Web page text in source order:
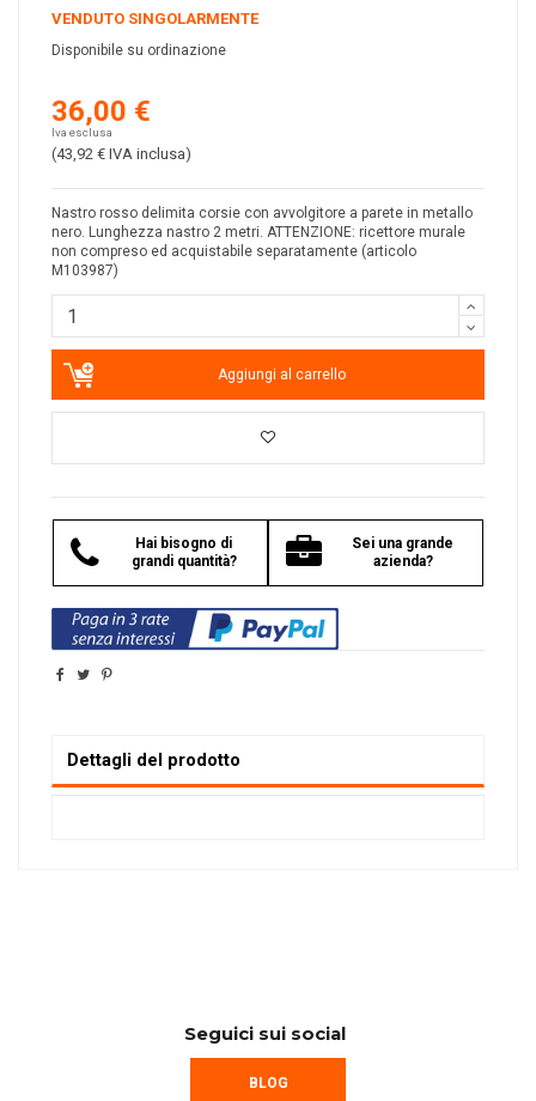
VENDUTO SINGOLARMENTE
Disponibile su ordinazione
36,00 €
Iva esclusa
(43,92 € IVA inclusa)
Nastro rosso delimita corsie con avvolgitore a parete in metallo
nero. Lunghezza nastro 2 metri. ATTENZIONE: ricettore murale
non compreso ed acquistabile separatamente (articolo
M103987)
Aggiungi al carrello
Hai bisogno di
grandi quantità?
Sei una grande
azienda?
Dettagli del prodotto
Seguici sui social
BLOG